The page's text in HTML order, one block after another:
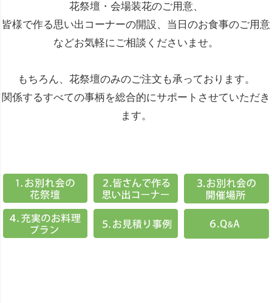
花祭壇・会場装花のご用意、
皆様で作る思い出コーナーの開設、当日のお食事のご用意
などお気軽にご相談くださいませ。
もちろん、花祭壇のみのご注文も承っております。
関係するすべての事柄を総合的にサポートさせていただき
ます。